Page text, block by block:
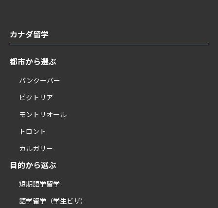
カナダ留学
都市から選ぶ
バンクーバー
ビクトリア
モントリオール
トロント
カルガリー
目的から選ぶ
短期語学留学
語学留学（学生ビザ）